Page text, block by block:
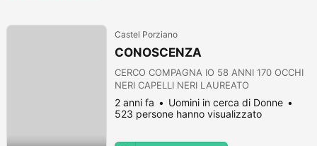
Castel Porziano
CONOSCENZA
CERCO COMPAGNA IO 58 ANNI 170 OCCHI
NERI CAPELLI NERI LAUREATO
2 anni fa
Uomini in cerca di Donne
523 persone hanno visualizzato